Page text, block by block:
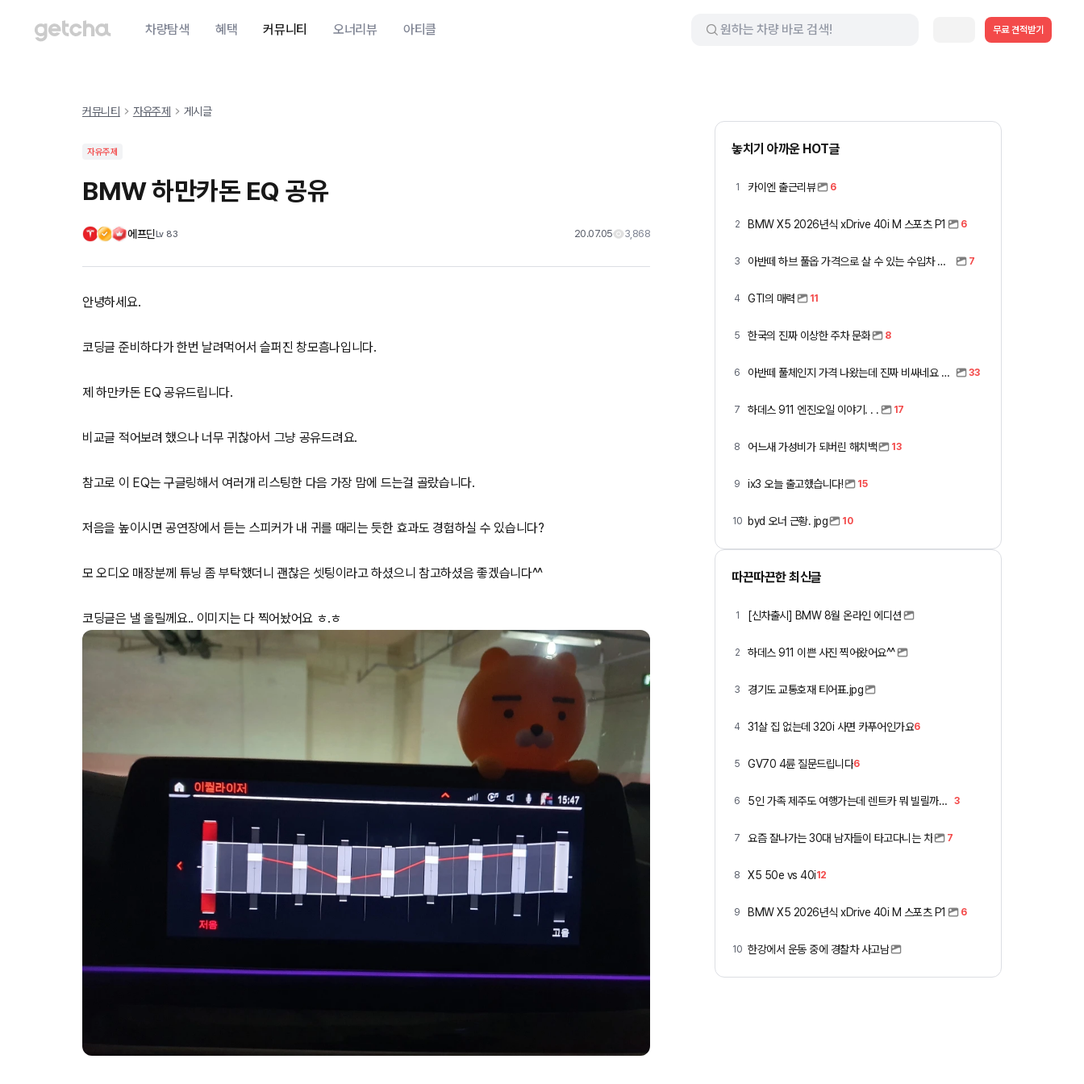
차량탐색 혜택 커뮤니티 오너리뷰 아티클 무료 견적받기
커뮤니티 자유주제 게시글
자유주제
BMW 하만카돈 EQ 공유
에프딘Lv 83 20.07.05 3,868
안녕하세요.
코딩글 준비하다가 한번 날려먹어서 슬퍼진 창모흠나입니다.
제 하만카돈 EQ 공유드립니다.
비교글 적어보려 했으나 너무 귀찮아서 그냥 공유드려요.
참고로 이 EQ는 구글링해서 여러개 리스팅한 다음 가장 맘에 드는걸 골랐습니다.
저음을 높이시면 공연장에서 듣는 스피커가 내 귀를 때리는 듯한 효과도 경험하실 수 있습니다?
모 오디오 매장분께 튜닝 좀 부탁했더니 괜찮은 셋팅이라고 하셨으니 참고하셨음 좋겠습니다^^
코딩글은 낼 올릴께요.. 이미지는 다 찍어놨어요 ㅎ.ㅎ
놓치기 아까운 HOT글
1 카이엔 출근리뷰 6
2 BMW X5 2026년식 xDrive 40i M 스포츠 P1 6
3 아반떼 하브 풀옵 가격으로 살 수 있는 수입차 모아봤습니다 (중고 포함) 7
4 GTI의 매력 11
5 한국의 진짜 이상한 주차 문화 8
6 아반떼 풀체인지 가격 나왔는데 진짜 비싸네요 ㅎㅎ 33
7 하데스 911 엔진오일 이야기. . . 17
8 어느새 가성비가 되버린 해치백 13
9 ix3 오늘 출고했습니다! 15
10 byd 오너 근황. jpg 10
따끈따끈한 최신글
1 [신차출시] BMW 8월 온라인 에디션
2 하데스 911 이쁜 사진 찍어왔어요^^
3 경기도 교통호재 티어표.jpg
4 31살 집 없는데 320i 사면 카푸어인가요6
5 GV70 4륜 질문드립니다6
6 5인 가족 제주도 여행가는데 렌트카 뭐 빌릴까요 ㅎ 3
7 요즘 잘나가는 30대 남자들이 타고다니는 차 7
8 X5 50e vs 40i12
9 BMW X5 2026년식 xDrive 40i M 스포츠 P1 6
10 한강에서 운동 중에 경찰차 사고남